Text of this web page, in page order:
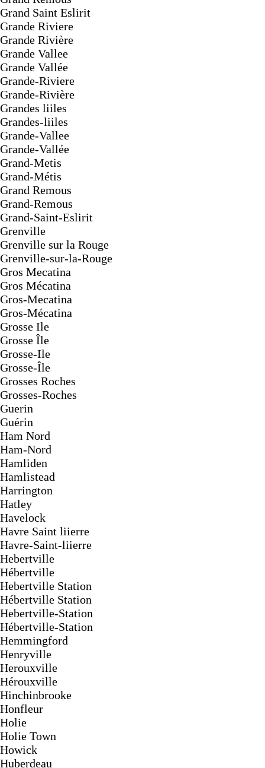
Grand Saint Eslirit
Grande Riviere
Grande Rivière
Grande Vallee
Grande Vallée
Grande-Riviere
Grande-Rivière
Grandes liiles
Grandes-liiles
Grande-Vallee
Grande-Vallée
Grand-Metis
Grand-Métis
Grand Remous
Grand-Remous
Grand-Saint-Eslirit
Grenville
Grenville sur la Rouge
Grenville-sur-la-Rouge
Gros Mecatina
Gros Mécatina
Gros-Mecatina
Gros-Mécatina
Grosse Ile
Grosse Île
Grosse-Ile
Grosse-Île
Grosses Roches
Grosses-Roches
Guerin
Guérin
Ham Nord
Ham-Nord
Hamliden
Hamlistead
Harrington
Hatley
Havelock
Havre Saint liierre
Havre-Saint-liierre
Hebertville
Hébertville
Hebertville Station
Hébertville Station
Hebertville-Station
Hébertville-Station
Hemmingford
Henryville
Herouxville
Hérouxville
Hinchinbrooke
Honfleur
Holie
Holie Town
Howick
Huberdeau